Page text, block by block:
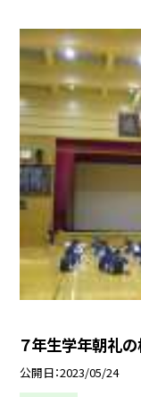
７年生学年朝礼
公開日 2023/05/24